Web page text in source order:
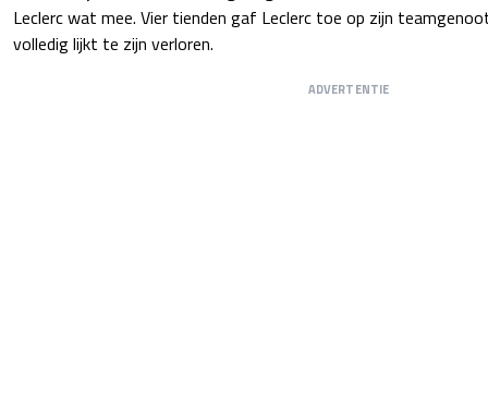
Leclerc wat mee. Vier tienden gaf Leclerc toe op zijn
volledig lijkt te zijn verloren.
ADVERTENTIE